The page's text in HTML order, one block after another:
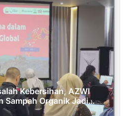
Kebersihan, AZWI
Sampah Organik Jadi